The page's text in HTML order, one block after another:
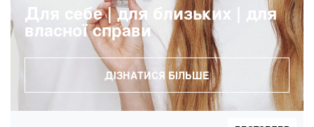
Для себе | для близьких | для
власної справи
ДІЗНАТИСЯ БІЛЬШЕ